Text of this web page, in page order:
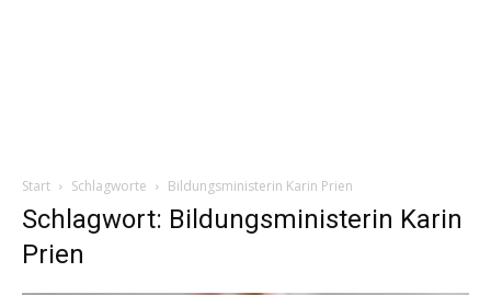
Start Schlagworte Bildungsministerin Karin Prien
Schlagwort: Bildungsministerin Karin
Prien